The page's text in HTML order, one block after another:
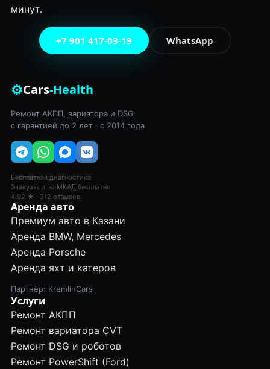
минут.
+7 901 417-03-19 WhatsApp
⚙Cars-Health
Ремонт АКПП, вариатора и DSG
с гарантией до 2 лет · с 2014 года
Бесплатная диагностика
Эвакуатор по МКАД бесплатно
4.92 ★ · 312 отзывов
Аренда авто
Премиум авто в Казани
Аренда BMW, Mercedes
Аренда Porsche
Аренда яхт и катеров
Партнёр: KremlinCars
Услуги
Ремонт АКПП
Ремонт вариатора CVT
Ремонт DSG и роботов
Ремонт PowerShift (Ford)